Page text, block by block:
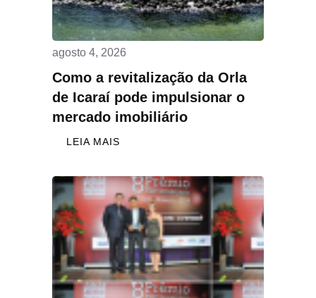
agosto 4, 2026
Como a revitalização da Orla
de Icaraí pode impulsionar o
mercado imobiliário
LEIA MAIS